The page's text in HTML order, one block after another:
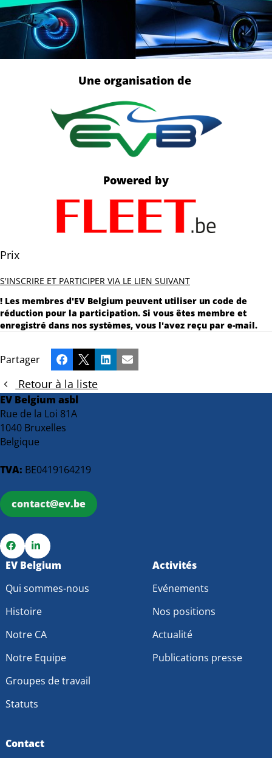
Une organisation de
Powered by
Prix
S'INSCRIRE ET PARTICIPER VIA LE LIEN SUIVANT
! Les membres d'EV Belgium peuvent utiliser un code de
réduction pour la participation. Si vous êtes membre et
enregistré dans nos systèmes, vous l'avez reçu par e-mail.
Partager Facebook
X LinkedInEmail
Retour à la liste
EV Belgium asbl
Rue de la Loi 81A
1040 Bruxelles
Belgique
TVA: BE0419164219
contact@ev.be
Go
Facebook
Go
LinkedIn
EV Belgium
Qui sommes-nous
Histoire
Notre CA
Notre Equipe
Groupes de travail
Statuts
Activités
Evénements
Nos positions
Actualité
Publications presse
Contact